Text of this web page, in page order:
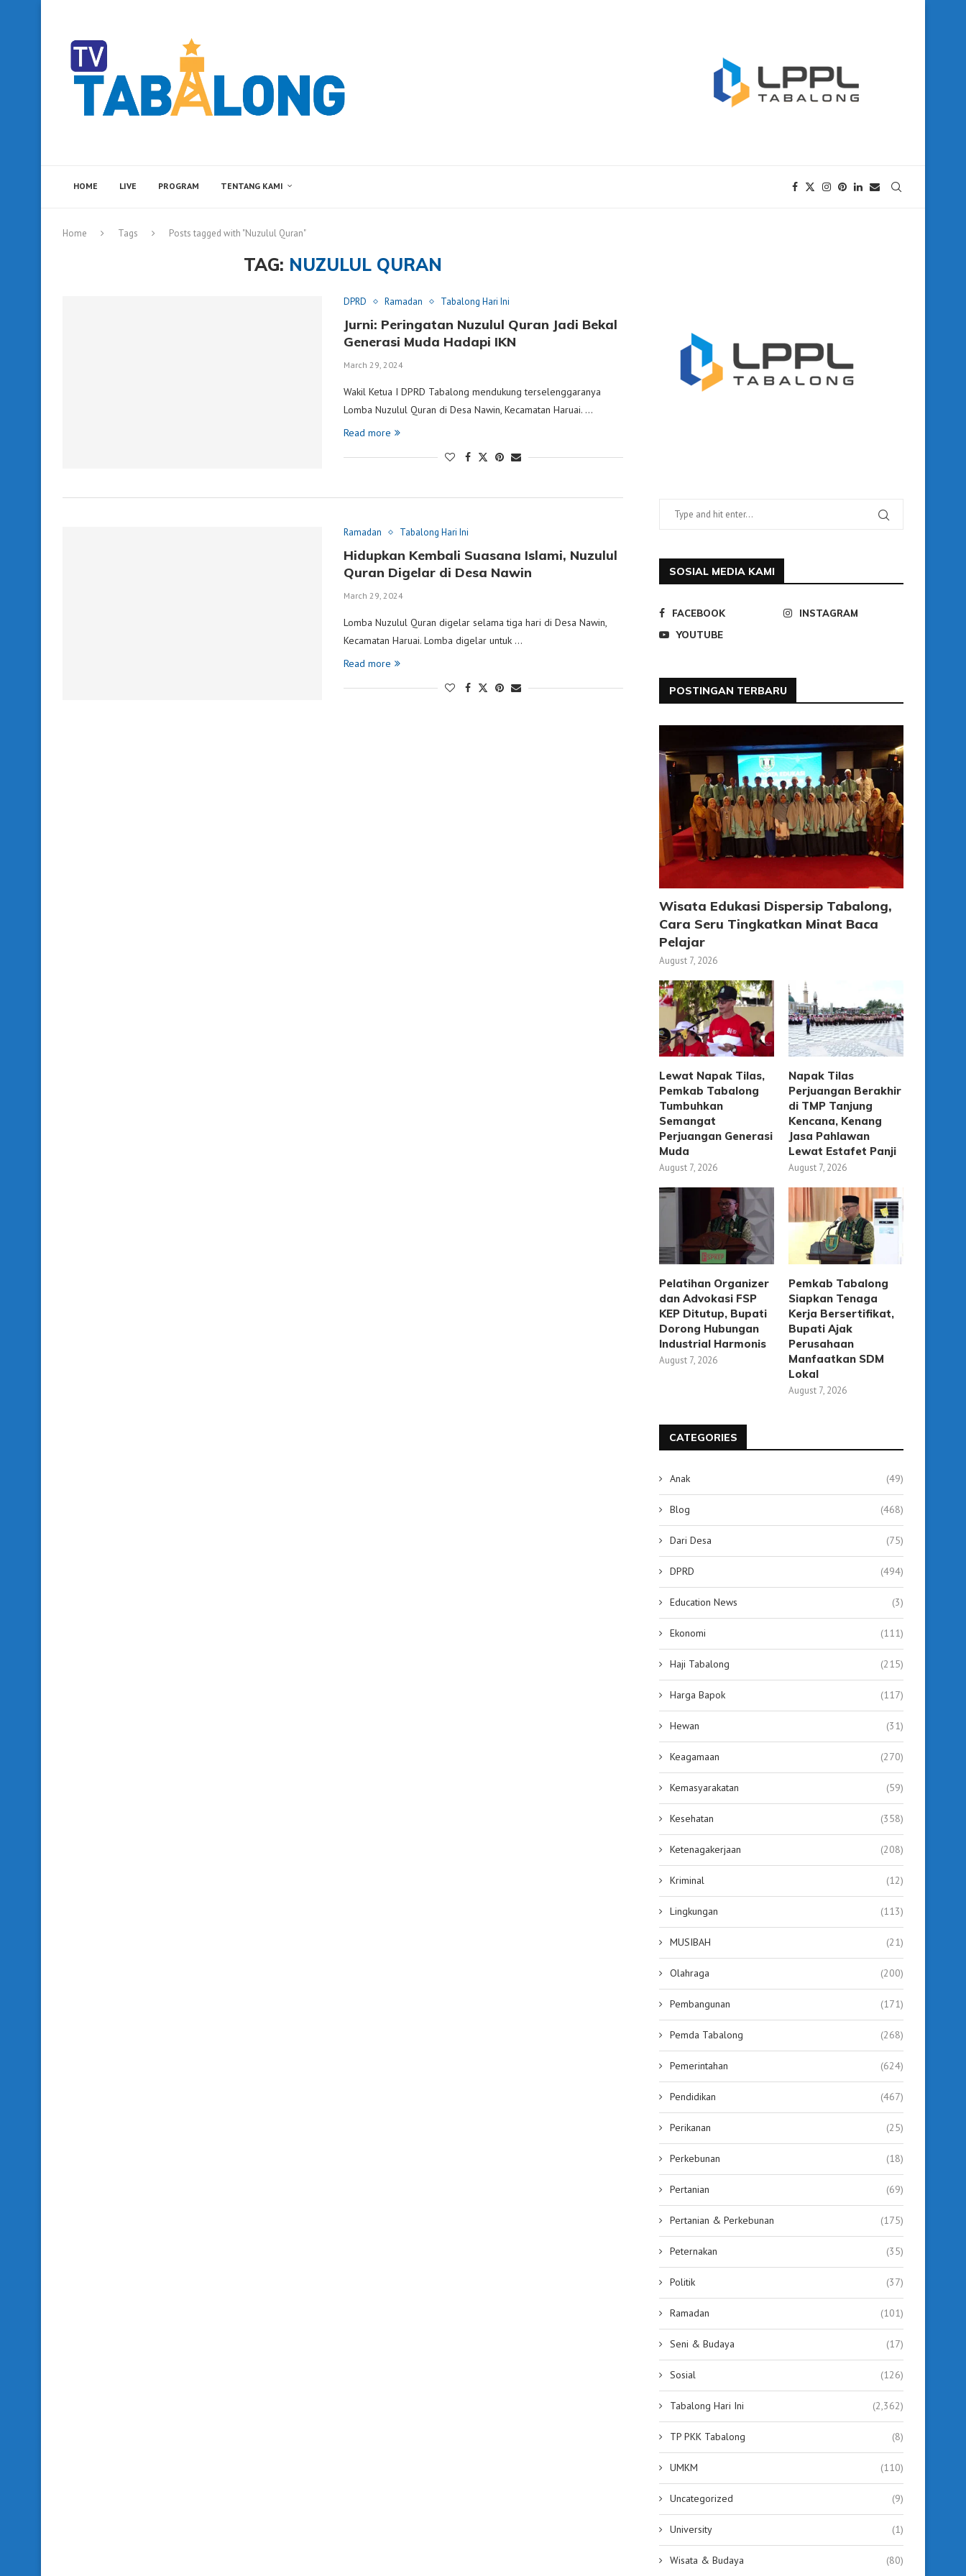
HOME LIVE PROGRAM TENTANG KAMI
Home Tags Posts tagged with "Nuzulul Quran"
TAG: NUZULUL QURAN
DPRD Ramadan Tabalong Hari Ini
Jurni: Peringatan Nuzulul Quran Jadi Bekal
Generasi Muda Hadapi IKN
March 29, 2024
Wakil Ketua I DPRD Tabalong mendukung terselenggaranya
Lomba Nuzulul Quran di Desa Nawin, Kecamatan Haruai. …
Read more
Ramadan Tabalong Hari Ini
Hidupkan Kembali Suasana Islami, Nuzulul
Quran Digelar di Desa Nawin
March 29, 2024
Lomba Nuzulul Quran digelar selama tiga hari di Desa Nawin,
Kecamatan Haruai. Lomba digelar untuk …
Read more
SOSIAL MEDIA KAMI
FACEBOOK
INSTAGRAM
YOUTUBE
POSTINGAN TERBARU
Wisata Edukasi Dispersip Tabalong,
Cara Seru Tingkatkan Minat Baca
Pelajar
August 7, 2026
Lewat Napak Tilas,
Pemkab Tabalong
Tumbuhkan
Semangat
Perjuangan Generasi
Muda
August 7, 2026
Napak Tilas
Perjuangan Berakhir
di TMP Tanjung
Kencana, Kenang
Jasa Pahlawan
Lewat Estafet Panji
August 7, 2026
Pelatihan Organizer
dan Advokasi FSP
KEP Ditutup, Bupati
Dorong Hubungan
Industrial Harmonis
August 7, 2026
Pemkab Tabalong
Siapkan Tenaga
Kerja Bersertifikat,
Bupati Ajak
Perusahaan
Manfaatkan SDM
Lokal
August 7, 2026
CATEGORIES
Anak (49)
Blog (468)
Dari Desa (75)
DPRD (494)
Education News (3)
Ekonomi (111)
Haji Tabalong (215)
Harga Bapok (117)
Hewan (31)
Keagamaan (270)
Kemasyarakatan (59)
Kesehatan (358)
Ketenagakerjaan (208)
Kriminal (12)
Lingkungan (113)
MUSIBAH (21)
Olahraga (200)
Pembangunan (171)
Pemda Tabalong (268)
Pemerintahan (624)
Pendidikan (467)
Perikanan (25)
Perkebunan (18)
Pertanian (69)
Pertanian & Perkebunan (175)
Peternakan (35)
Politik (37)
Ramadan (101)
Seni & Budaya (17)
Sosial (126)
Tabalong Hari Ini (2,362)
TP PKK Tabalong (8)
UMKM (110)
Uncategorized (9)
University (1)
Wisata & Budaya (80)